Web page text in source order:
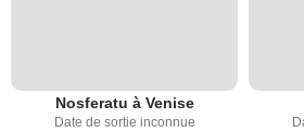
Nosferatu à Venise
Date de sortie inconnue